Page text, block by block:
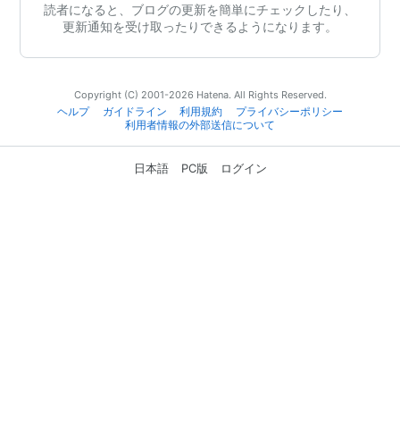
読者になると、ブログの更新を簡単にチェックしたり、
更新通知を受け取ったりできるようになります。
Copyright (C) 2001-2026 Hatena. All Rights Reserved.
ヘルプ
ガイドライン 利用規約
プライバシーポリシー
利用者情報の外部送信について
日本語 PC版 ログイン